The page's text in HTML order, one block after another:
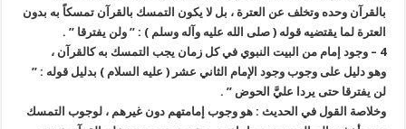
بالقرآن وحده وتخلف عن العترة ، بل لا يكون التمسك بالقرآن تمسكاً به بدون
العترة لما يقتضيه قوله ( صلى الله عليه وآله وسلم ) : ” ولن يفترقا ” .
4 – وجود إمام من البيت النبوي في كل زمان يجب التمسك به كالقرآن ،
وهو دليل على وجوب وجود الإمام الثاني عشر ( عليه السلام ) بدليل قوله : ”
لن يفترقا حتى يردا عليَّ الحوض ” .
وخلاصة القول في الحديث : هو وجوب إمامتهم دون غيرهم ، لوجوب التمسك